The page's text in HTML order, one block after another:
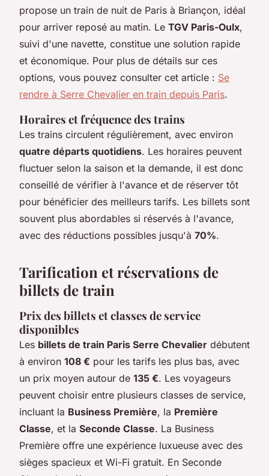
propose un train de nuit de Paris à Briançon, idéal
pour arriver reposé au matin. Le TGV Paris-Oulx,
suivi d'une navette, constitue une solution rapide
et économique. Pour plus de détails sur ces
options, vous pouvez consulter cet article : Se
rendre à Serre Chevalier en train depuis Paris.
Horaires et fréquence des trains
Les trains circulent régulièrement, avec environ
quatre départs quotidiens. Les horaires peuvent
fluctuer selon la saison et la demande, il est donc
conseillé de vérifier à l'avance et de réserver tôt
pour bénéficier des meilleurs tarifs. Les billets sont
souvent plus abordables si réservés à l'avance,
avec des réductions possibles jusqu'à 70%.
Tarification et réservations de
billets de train
Prix des billets et classes de service
disponibles
Les billets de train Paris Serre Chevalier débutent
à environ 108 € pour les tarifs les plus bas, avec
un prix moyen autour de 135 €. Les voyageurs
peuvent choisir entre plusieurs classes de service,
incluant la Business Première, la Première
Classe, et la Seconde Classe. La Business
Première offre une expérience luxueuse avec des
sièges spacieux et Wi-Fi gratuit. En Seconde